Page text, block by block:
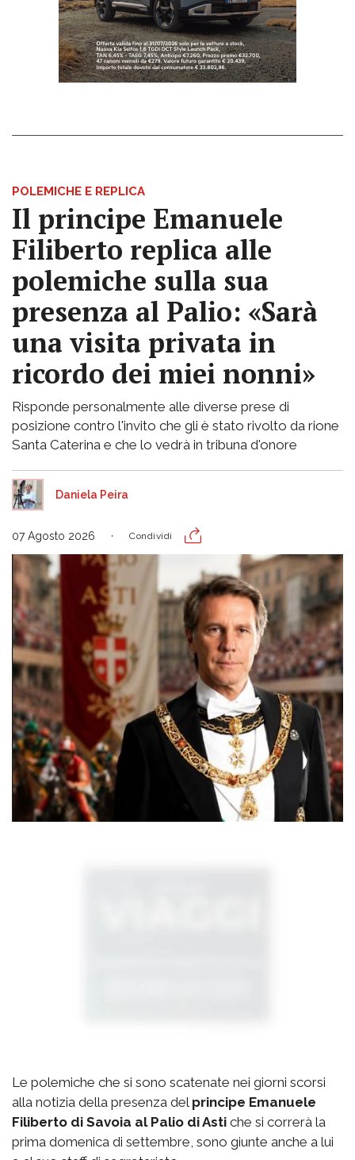
POLEMICHE E REPLICA
Il principe Emanuele
Filiberto replica alle
polemiche sulla sua
presenza al Palio: «Sarà
una visita privata in
ricordo dei miei nonni»
Risponde personalmente alle diverse prese di
posizione contro l'invito che gli è stato rivolto da rione
Santa Caterina e che lo vedrà in tribuna d'onore
Daniela Peira
07 Agosto 2026 Condividi
Le polemiche che si sono scatenate nei giorni scorsi
alla notizia della presenza del principe Emanuele
Filiberto di Savoia al Palio di Asti che si correrà la
prima domenica di settembre, sono giunte anche a lui